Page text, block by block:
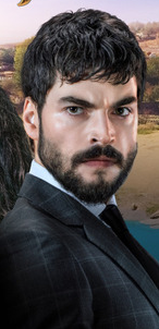
103 серия
107 серия
111 серия
115 серия
119 серия
123 серия